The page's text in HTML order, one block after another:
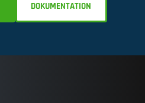
DOKUMENTATION